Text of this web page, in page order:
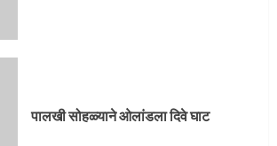
पालखी सोहळ्याने ओलांडला दिवे घाट